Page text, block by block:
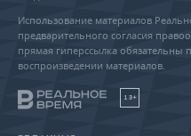
Использование материалов
предварительного согласия
прямая гиперссылка
воспроизведении материалов.
18+